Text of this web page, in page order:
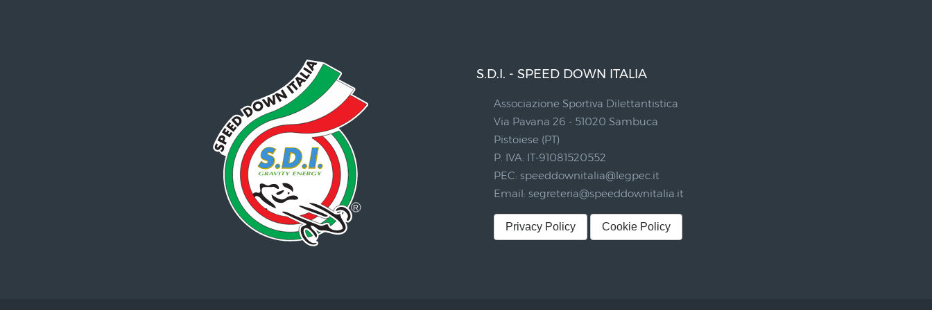
S.D.I. - SPEED DOWN ITALIA
Associazione Sportiva Dilettantistica
Via Pavana 26 - 51020 Sambuca
Pistoiese (PT)
P. IVA: IT-91081520552
PEC: speeddownitalia@legpec.it
Email: segreteria@speeddownitalia.it
Privacy Policy Cookie Policy